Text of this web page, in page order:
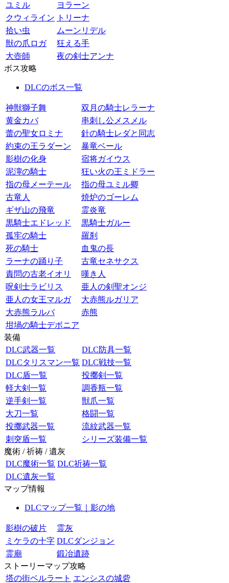
ユミル
ヨラーン
クウィライン
トリーナ
拾い虫
ムーンリデル
獣の爪ロガ
狂える手
大壺師
夜の剣士アンナ
ボス攻略
DLCのボス一覧
神獣獅子舞
双月の騎士レラーナ
黄金カバ
串刺し公メスメル
蕾の聖女ロミナ
針の騎士レダと同志
約束の王ラダーン
暴竜ベール
影樹の化身
宿将ガイウス
泥濘の騎士
狂い火の王ミドラー
指の母メーテール
指の母ユミル卿
古竜人
焼炉のゴーレム
ギザ山の飛竜
霊炎竜
黒騎士エドレッド
黒騎士ガルー
孤牢の騎士
羅刹
死の騎士
血鬼の長
ラーナの踊り子
古竜セネサクス
責問の古老イオリ
嘆き人
呪剣士ラビリス
亜人の剣聖オンジ
亜人の女王マルガ
大赤熊ルガリア
大赤熊ラルバ
赤熊
坩堝の騎士デボニア
装備
DLC武器一覧
DLC防具一覧
DLCタリスマン一覧 DLC戦技一覧
DLC盾一覧
投擲剣一覧
軽大剣一覧
調香瓶一覧
逆手剣一覧
獣爪一覧
大刀一覧
格闘一覧
投擲武器一覧
流紋武器一覧
刺突盾一覧
シリーズ装備一覧
魔術 / 祈祷 / 遺灰
DLC魔術一覧 DLC祈祷一覧
DLC遺灰一覧
マップ情報
DLCマップ一覧｜影の地
影樹の破片
霊灰
ミケラの十字 DLCダンジョン
霊廟
鍛冶遺跡
ストーリーマップ攻略
塔の街ベルラート エンシスの城砦